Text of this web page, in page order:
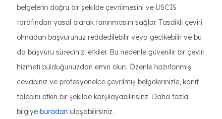
belgelerin doğru bir şekilde çevrilmesini ve USCIS
tarafından yasal olarak tanınmasını sağlar. Tasdikli çeviri
olmadan başvurunuz reddedilebilir veya gecikebilir ve bu
da başvuru sürecinizi etkiler. Bu nedenle güvenilir bir çeviri
hizmeti bulduğunuzdan emin olun. Özenle hazırlanmış
cevabınız ve profesyonelce çevrilmiş belgelerinizle, kanıt
talebini etkin bir şekilde karşılayabilirisinz. Daha fazla
bilgiye buradan ulaşabilirsiniz.